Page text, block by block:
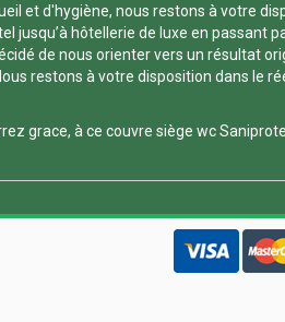
et d'hygiène, nous restons à votre
hôtellerie de luxe en passant
de nous orienter vers un résultat
restons à votre disposition dans le
grace, à ce couvre siège wc